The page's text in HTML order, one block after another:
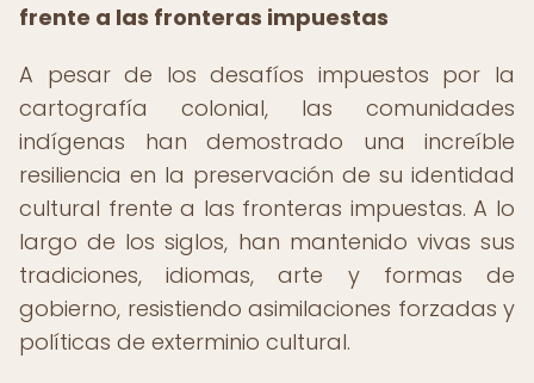
frente a las fronteras impuestas
A pesar de los desafíos impuestos por la
cartografía colonial, las comunidades
indígenas han demostrado una increíble
resiliencia en la preservación de su identidad
cultural frente a las fronteras impuestas. A lo
largo de los siglos, han mantenido vivas sus
tradiciones, idiomas, arte y formas de
gobierno, resistiendo asimilaciones forzadas y
políticas de exterminio cultural.